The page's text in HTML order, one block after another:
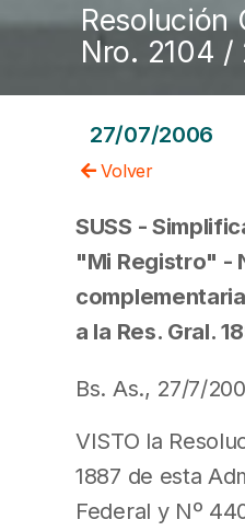
Resolución
Nro. 2104 /
27/07/2006
Volver
SUSS -
"Mi Registro" -
a la Res. Gral.
Bs. As., 27/7/
VISTO la
1887 de esta
Federal y Nº